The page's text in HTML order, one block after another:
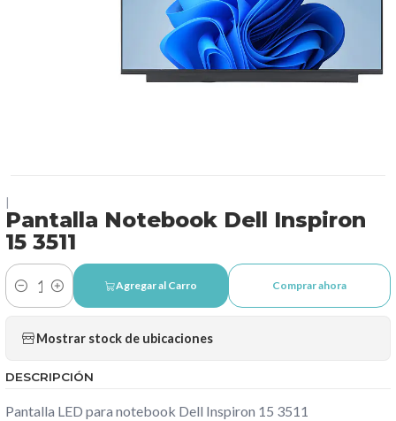
Pantalla Notebook Dell Inspiron
15 3511
Cantidad
Agregar al Carro Comprar ahora
Mostrar stock de ubicaciones
DESCRIPCIÓN
Pantalla LED para notebook Dell Inspiron 15 3511